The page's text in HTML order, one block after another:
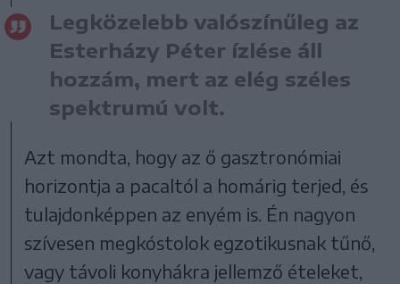
Legközelebb valószínűleg az
Esterházy Péter ízlése áll
hozzám, mert az elég széles
spektrumú volt.
Azt mondta, hogy az ő gasztronómiai
horizontja a pacaltól a homárig terjed, és
tulajdonképpen az enyém is. Én nagyon
szívesen megkóstolok egzotikusnak tűnő,
vagy távoli konyhákra jellemző ételeket,